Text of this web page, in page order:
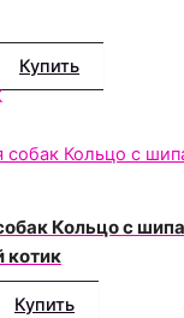
Купить
Кольцо с
котик
Купить